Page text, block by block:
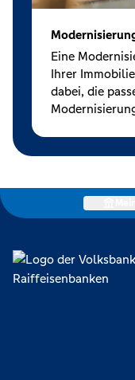
Eine
Ihrer
dabei, die